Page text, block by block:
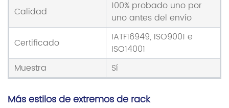
Calidad
100% probado uno por
uno antes del envío
Certificado
IATF16949, ISO9001 e
ISO14001
Muestra
Sí
Más estilos de extremos de rack